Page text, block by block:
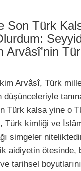
Son Türk
Seyyid
Arvâsî'nin
Arvâsî, Türk
düşünceleriyle
Türk kalsa yine o
Türk kimliği ve
simgeler
aidiyetin ötesinde,
tarihsel